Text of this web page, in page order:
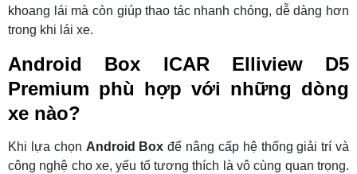
khoang lái mà còn giúp thao tác nhanh chóng, dễ dàng hơn
trong khi lái xe.
Android Box ICAR Elliview D5
Premium phù hợp với những dòng
xe nào?
Khi lựa chọn Android Box để nâng cấp hệ thống giải trí và
công nghệ cho xe, yếu tố tương thích là vô cùng quan trọng.